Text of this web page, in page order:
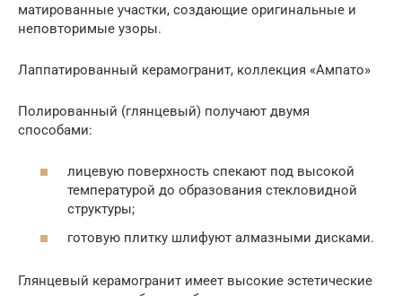
матированные участки, создающие оригинальные и
неповторимые узоры.
Лаппатированный керамогранит, коллекция «Ампато»
Полированный (глянцевый) получают двумя
способами:
лицевую поверхность спекают под высокой
температурой до образования стекловидной
структуры;
готовую плитку шлифуют алмазными дисками.
Глянцевый керамогранит имеет высокие эстетические